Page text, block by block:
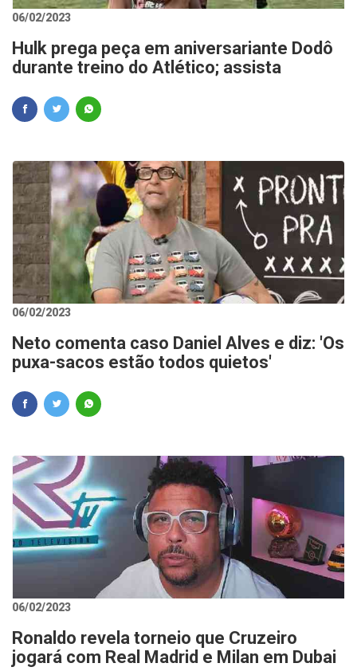
06/02/2023
Hulk prega peça em aniversariante Dodô
durante treino do Atlético; assista
06/02/2023
Neto comenta caso Daniel Alves e diz: 'Os
puxa-sacos estão todos quietos'
06/02/2023
Ronaldo revela torneio que Cruzeiro
jogará com Real Madrid e Milan em Dubai